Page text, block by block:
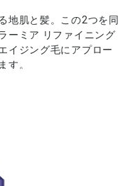
地肌と髪。この2つを同
ーミア リファイニング
イジング毛にアプロー
す。